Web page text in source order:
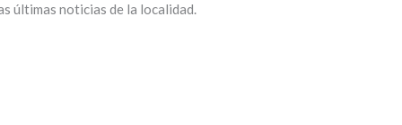
últimas noticias de la localidad.